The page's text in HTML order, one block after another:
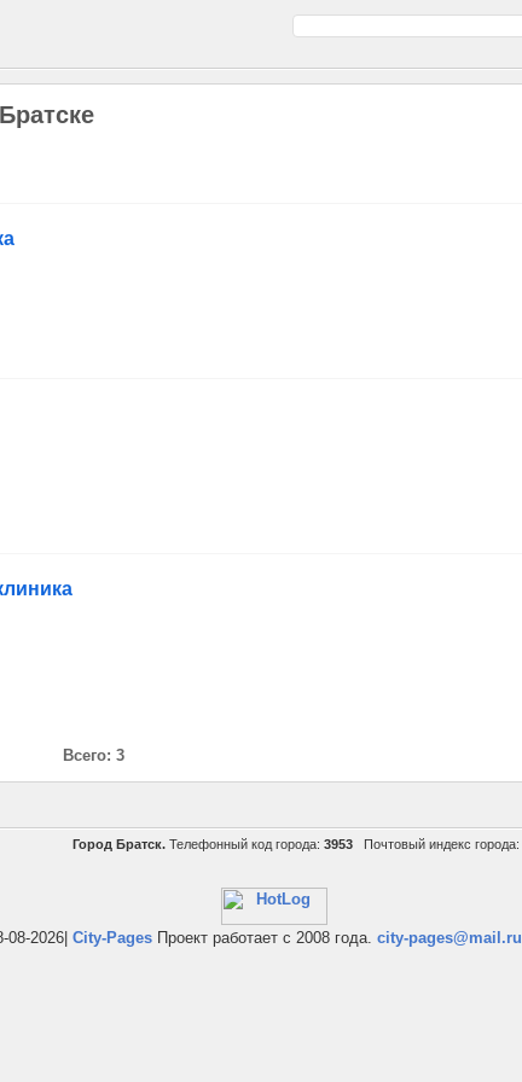
Всего: 3
Город Братск. Телефонный код города: 3953 Почтовый индекс города:
08-2026| City-Pages Проект работает с 2008 года. city-pages@mail.ru